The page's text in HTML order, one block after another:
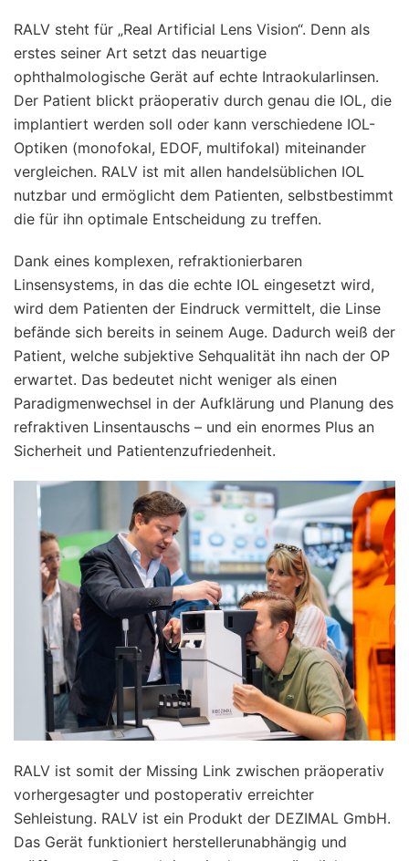
RALV steht für „Real Artificial Lens Vision“. Denn als
erstes seiner Art setzt das neuartige
ophthalmologische Gerät auf echte Intraokularlinsen.
Der Patient blickt präoperativ durch genau die IOL, die
implantiert werden soll oder kann verschiedene IOL-
Optiken (monofokal, EDOF, multifokal) miteinander
vergleichen. RALV ist mit allen handelsüblichen IOL
nutzbar und ermöglicht dem Patienten, selbstbestimmt
die für ihn optimale Entscheidung zu treffen.
Dank eines komplexen, refraktionierbaren
Linsensystems, in das die echte IOL eingesetzt wird,
wird dem Patienten der Eindruck vermittelt, die Linse
befände sich bereits in seinem Auge. Dadurch weiß der
Patient, welche subjektive Sehqualität ihn nach der OP
erwartet. Das bedeutet nicht weniger als einen
Paradigmenwechsel in der Aufklärung und Planung des
refraktiven Linsentauschs – und ein enormes Plus an
Sicherheit und Patientenzufriedenheit.
RALV ist somit der Missing Link zwischen präoperativ
vorhergesagter und postoperativ erreichter
Sehleistung. RALV ist ein Produkt der DEZIMAL GmbH.
Das Gerät funktioniert herstellerunabhängig und